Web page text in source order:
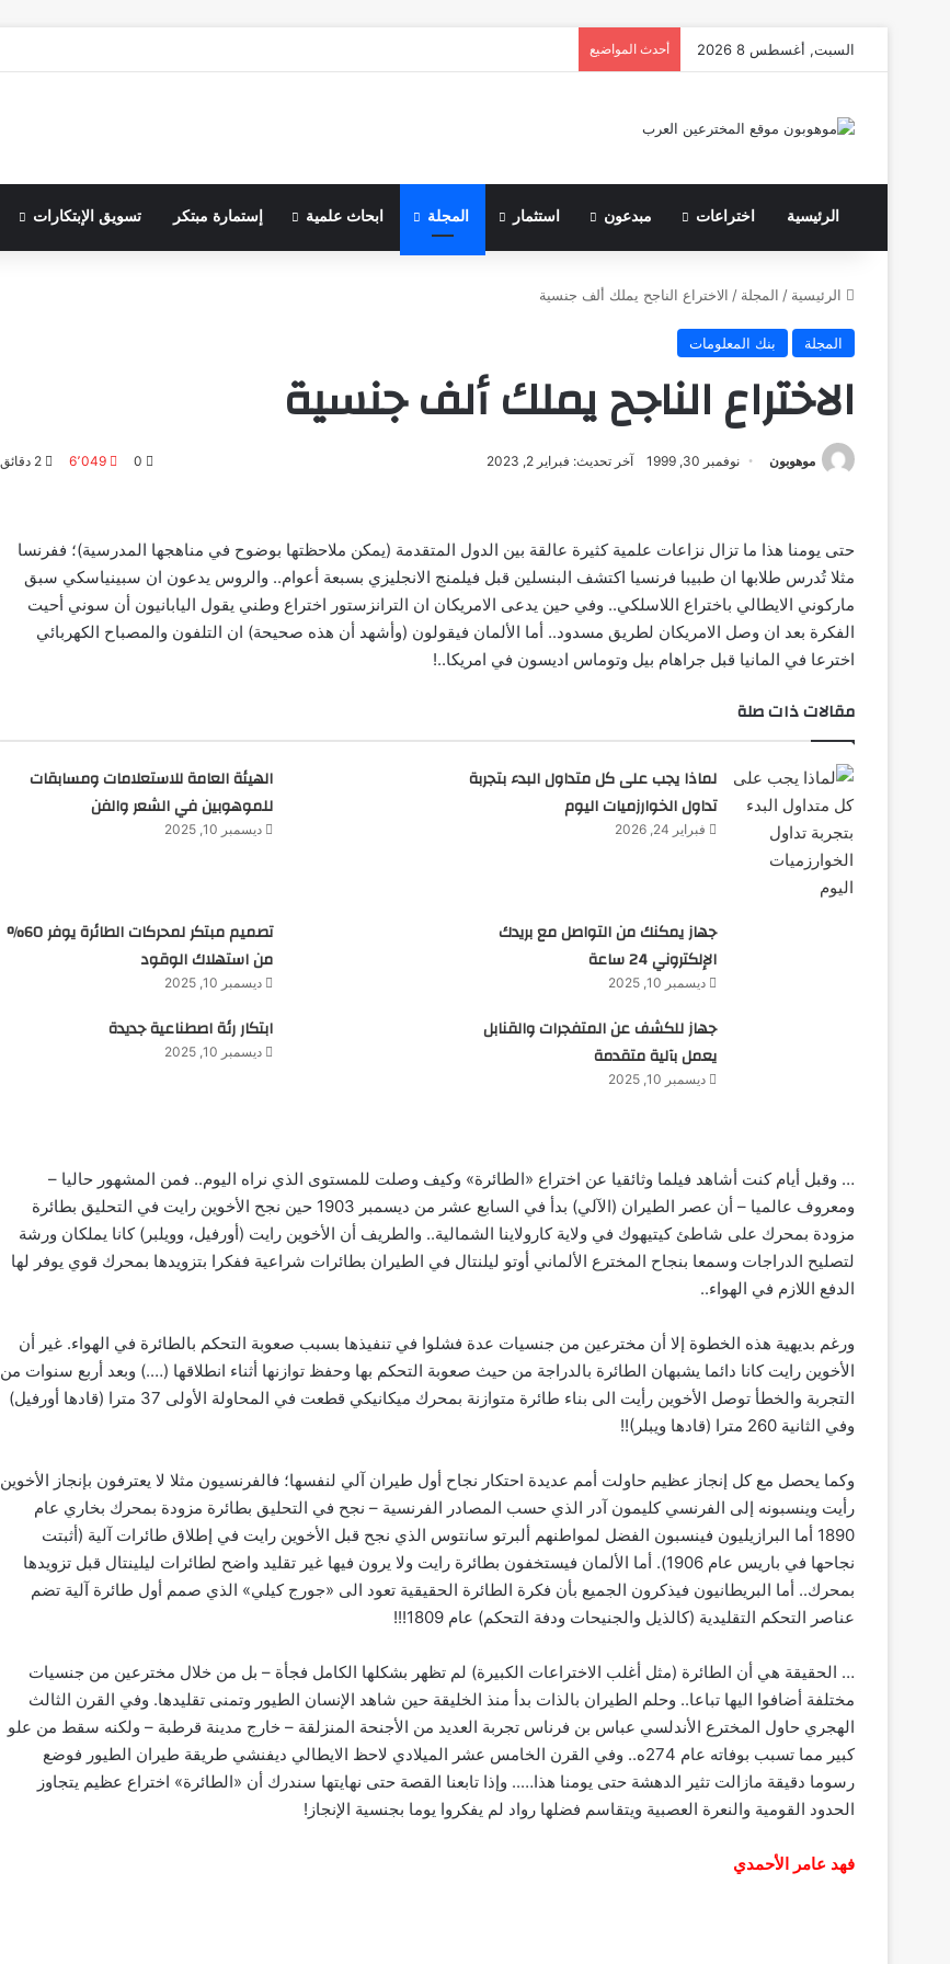
السبت, أغسطس 8 2026 أحدث المواضيع
الرئيسية اختراعات مبدعون استثمار المجلة ابحاث علمية إستمارة مبتكر تسويق الإبتكارات
الرئيسية / المجلة / الاختراع الناجح يملك ألف جنسية
المجلة بنك المعلومات
الاختراع الناجح يملك ألف جنسية
موهوبون نوفمبر 30, 1999 آخر تحديث: فبراير 2, 2023 0 6٬049
حتى يومنا هذا ما تزال نزاعات علمية كثيرة عالقة بين الدول المتقدمة (يمكن ملاحظتها بوضوح في مناهجها المدرسية)؛ ففرنسا
مثلا تُدرس طلابها ان طبيبا فرنسيا اكتشف البنسلين قبل فيلمنج الانجليزي بسبعة أعوام.. والروس يدعون ان سبينياسكي سبق
ماركوني الايطالي باختراع اللاسلكي.. وفي حين يدعى الامريكان ان الترانزستور اختراع وطني يقول اليابانيون أن سوني أحيت
الفكرة بعد ان وصل الامريكان لطريق مسدود.. أما الألمان فيقولون (وأشهد أن هذه صحيحة) ان التلفون والمصباح الكهربائي
اخترعا في المانيا قبل جراهام بيل وتوماس اديسون في امريكا..!
مقالات ذات صلة
لماذا يجب على كل متداول البدء بتجربة
تداول الخوارزميات اليوم
فبراير 24, 2026
الهيئة العامة للاستعلامات ومسابقات
للموهوبين في الشعر والفن
ديسمبر 10, 2025
جهاز يمكنك من التواصل مع بريدك
الإلكتروني 24 ساعة
ديسمبر 10, 2025
تصميم مبتكر لمحركات الطائرة يوفر 60%
من استهلاك الوقود
ديسمبر 10, 2025
جهاز للكشف عن المتفجرات والقنابل
يعمل بآلية متقدمة
ديسمبر 10, 2025
ابتكار رئة اصطناعية جديدة
ديسمبر 10, 2025
… وقبل أيام كنت أشاهد فيلما وثائقيا عن اختراع «الطائرة» وكيف وصلت للمستوى الذي نراه اليوم.. فمن المشهور حاليا –
ومعروف عالميا – أن عصر الطيران (الآلي) بدأ في السابع عشر من ديسمبر 1903 حين نجح الأخوين رايت في التحليق بطائرة
مزودة بمحرك على شاطئ كيتيهوك في ولاية كارولاينا الشمالية.. والطريف أن الأخوين رايت (أورفيل، وويلبر) كانا يملكان ورشة
لتصليح الدراجات وسمعا بنجاح المخترع الألماني أوتو ليلنتال في الطيران بطائرات شراعية ففكرا بتزويدها بمحرك قوي يوفر لها
الدفع اللازم في الهواء..
ورغم بديهية هذه الخطوة إلا أن مخترعين من جنسيات عدة فشلوا في تنفيذها بسبب صعوبة التحكم بالطائرة في الهواء. غير أن
الأخوين رايت كانا دائما يشبهان الطائرة بالدراجة من حيث صعوبة التحكم بها وحفظ توازنها أثناء انطلاقها (….) وبعد أربع سنوات من
التجربة والخطأ توصل الأخوين رأيت الى بناء طائرة متوازنة بمحرك ميكانيكي قطعت في المحاولة الأولى 37 مترا (قادها أورفيل)
وفي الثانية 260 مترا (قادها ويبلر)!!
وكما يحصل مع كل إنجاز عظيم حاولت أمم عديدة احتكار نجاح أول طيران آلي لنفسها؛ فالفرنسيون مثلا لا يعترفون بإنجاز الأخوين
رأيت وينسبونه إلى الفرنسي كليمون آدر الذي حسب المصادر الفرنسية – نجح في التحليق بطائرة مزودة بمحرك بخاري عام
1890 أما البرازيليون فينسبون الفضل لمواطنهم ألبرتو سانتوس الذي نجح قبل الأخوين رايت في إطلاق طائرات آلية (أثبتت
نجاحها في باريس عام 1906). أما الألمان فيستخفون بطائرة رايت ولا يرون فيها غير تقليد واضح لطائرات ليلينتال قبل تزويدها
بمحرك.. أما البريطانيون فيذكرون الجميع بأن فكرة الطائرة الحقيقية تعود الى «جورج كيلي» الذي صمم أول طائرة آلية تضم
عناصر التحكم التقليدية (كالذيل والجنيحات ودفة التحكم) عام 1809!!!
… الحقيقة هي أن الطائرة (مثل أغلب الاختراعات الكبيرة) لم تظهر بشكلها الكامل فجأة – بل من خلال مخترعين من جنسيات
مختلفة أضافوا اليها تباعا.. وحلم الطيران بالذات بدأ منذ الخليقة حين شاهد الإنسان الطيور وتمنى تقليدها. وفي القرن الثالث
الهجري حاول المخترع الأندلسي عباس بن فرناس تجربة العديد من الأجنحة المنزلقة – خارج مدينة قرطبة – ولكنه سقط من علو
كبير مما تسبب بوفاته عام 274ه.. وفي القرن الخامس عشر الميلادي لاحظ الايطالي ديفنشي طريقة طيران الطيور فوضع
رسوما دقيقة مازالت تثير الدهشة حتى يومنا هذا….. وإذا تابعنا القصة حتى نهايتها سندرك أن «الطائرة» اختراع عظيم يتجاوز
الحدود القومية والنعرة العصبية ويتقاسم فضلها رواد لم يفكروا يوما بجنسية الإنجاز!
فهد عامر الأحمدي